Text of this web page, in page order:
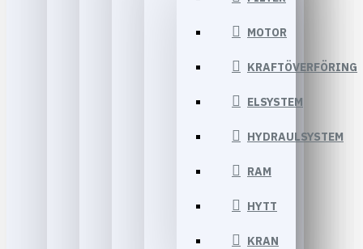
MOTOR
KRAFTÖVERFÖRING
ELSYSTEM
HYDRAULSYSTEM
RAM
HYTT
KRAN